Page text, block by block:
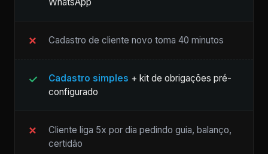
Cadastro de cliente novo toma 40 minutos
Cadastro simples + kit de obrigações pré-
configurado
Cliente liga 5x por dia pedindo guia, balanço,
certidão